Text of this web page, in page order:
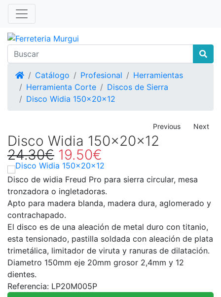
InicioCatálogo Profesional
Herramientas
Herramienta Corte
Discos de Sierra
Disco Widia 150x20x12
Previous Next
Disco Widia 150x20x12
24.30€ 19.50€
Disco de widia Freud Pro para sierra circular, mesa
tronzadora o ingletadoras.
Apto para madera blanda, madera dura, aglomerado y
contrachapado.
El disco es de una aleación de metal duro con titanio,
esta tensionado, pastilla soldada con aleación de plata
trimetálica, limitador de viruta y ranuras de dilatación.
Diametro 150mm eje 20mm grosor 2,4mm y 12
dientes.
Referencia: LP20M005P